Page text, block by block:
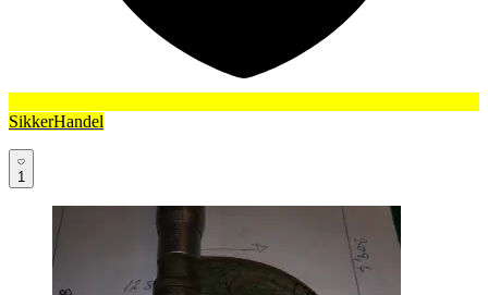
SikkerHandel
1